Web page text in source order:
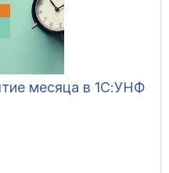
месяца в 1С:УНФ